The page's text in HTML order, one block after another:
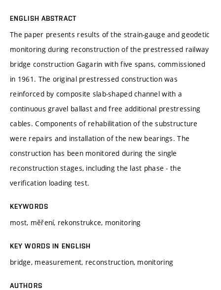
ENGLISH ABSTRACT
The paper presents results of the strain-gauge and geodetic
monitoring during reconstruction of the prestressed railway
bridge construction Gagarin with five spans, commissioned
in 1961. The original prestressed construction was
reinforced by composite slab-shaped channel with a
continuous gravel ballast and free additional prestressing
cables. Components of rehabilitation of the substructure
were repairs and installation of the new bearings. The
construction has been monitored during the single
reconstruction stages, including the last phase - the
verification loading test.
KEYWORDS
most, měření, rekonstrukce, monitoring
KEY WORDS IN ENGLISH
bridge, measurement, reconstruction, monitoring
AUTHORS